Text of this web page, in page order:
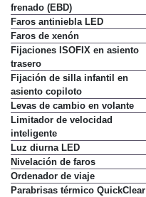
frenado (EBD)
Faros antiniebla LED
Faros de xenón
Fijaciones ISOFIX en asiento
trasero
Fijación de silla infantil en
asiento copiloto
Levas de cambio en volante
Limitador de velocidad
inteligente
Luz diurna LED
Nivelación de faros
Ordenador de viaje
Parabrisas térmico QuickClear